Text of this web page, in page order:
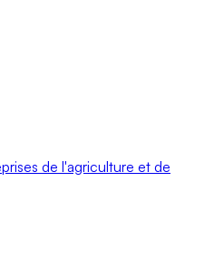
de l'agriculture et de